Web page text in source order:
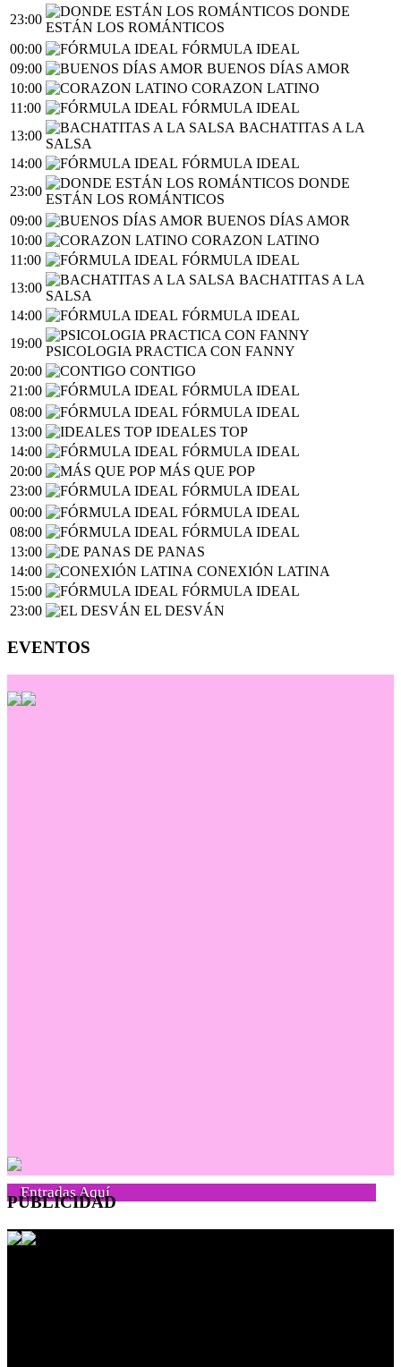
23:00
DONDE
ESTÁN LOS ROMÁNTICOS
00:00
FÓRMULA IDEAL
09:00
BUENOS DÍAS AMOR
10:00
CORAZON LATINO
11:00
FÓRMULA IDEAL
13:00
BACHATITAS A LA
SALSA
14:00
FÓRMULA IDEAL
23:00
DONDE
ESTÁN LOS ROMÁNTICOS
09:00
BUENOS DÍAS AMOR
10:00
CORAZON LATINO
11:00
FÓRMULA IDEAL
13:00
BACHATITAS A LA
SALSA
14:00
FÓRMULA IDEAL
19:00
PSICOLOGIA PRACTICA CON FANNY
20:00
CONTIGO
21:00
FÓRMULA IDEAL
08:00
FÓRMULA IDEAL
13:00
IDEALES TOP
14:00
FÓRMULA IDEAL
20:00
MÁS QUE POP
23:00
FÓRMULA IDEAL
00:00
FÓRMULA IDEAL
08:00
FÓRMULA IDEAL
13:00
DE PANAS
14:00
CONEXIÓN LATINA
15:00
FÓRMULA IDEAL
23:00
EL DESVÁN
EVENTOS
Entradas Aquí
PUBLICIDAD